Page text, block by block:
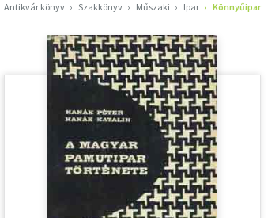
Antikvár könyv Szakkönyv Műszaki Ipar Könnyűipar